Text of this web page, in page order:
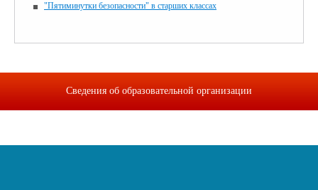
"Пятиминутки безопасности" в старших классах
Сведения об образовательной организации